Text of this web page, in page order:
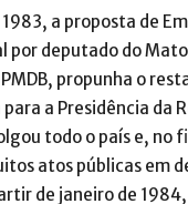
1983, a proposta de
por deputado do
propunha o
a Presidência da
todo o país e, no
atos públicas em
de janeiro de